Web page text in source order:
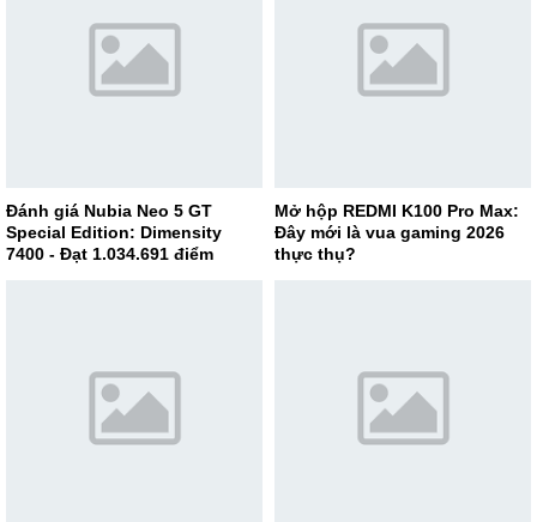
Đánh giá Nubia Neo 5 GT
Special Edition: Dimensity
7400 - Đạt 1.034.691 điểm
Mở hộp REDMI K100 Pro Max:
Đây mới là vua gaming 2026
thực thụ?